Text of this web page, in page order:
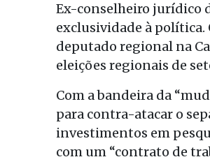
Ex-conselheiro jurídico
exclusividade à política.
deputado regional na
eleições regionais de
Com a bandeira da
para contra-atacar o
investimentos em
com um “contrato de